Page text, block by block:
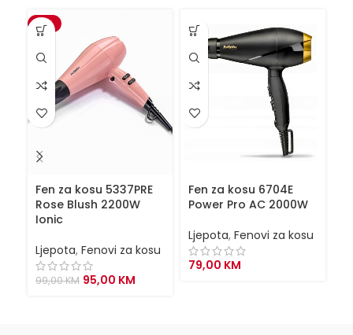
-4%
Fen za kosu 5337PRE
Rose Blush 2200W
Ionic
Ljepota, Fenovi za kosu
99,00KM Original
95,00 KM
Fen za kosu 6704E
Power Pro AC 2000W
Ljepota, Fenovi za kosu
79,00 KM